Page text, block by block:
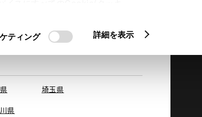
ティング 詳細を表示
秋田県
埼玉県
県
ん。
した。
、お試し下さい。